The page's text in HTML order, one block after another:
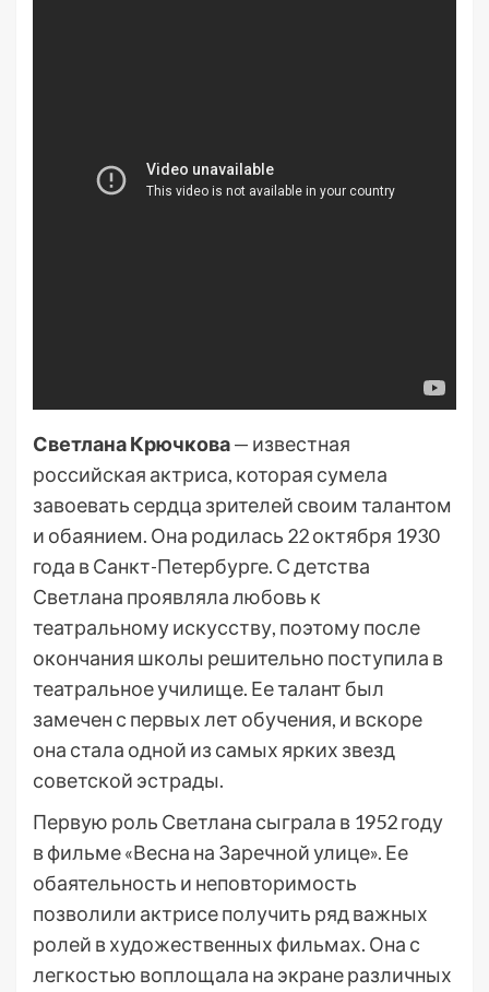
Светлана Крючкова— известная
российская актриса, которая сумела
завоевать сердца зрителей своим талантом
и обаянием. Она родилась 22 октября 1930
года в Санкт-Петербурге. С детства
Светлана проявляла любовь к
театральному искусству, поэтому после
окончания школы решительно поступила в
театральное училище. Ее талант был
замечен с первых лет обучения, и вскоре
она стала одной из самых ярких звезд
советской эстрады.
Первую роль Светлана сыграла в 1952 году
в фильме «Весна на Заречной улице». Ее
обаятельность и неповторимость
позволили актрисе получить ряд важных
ролей в художественных фильмах. Она с
легкостью воплощала на экране различных